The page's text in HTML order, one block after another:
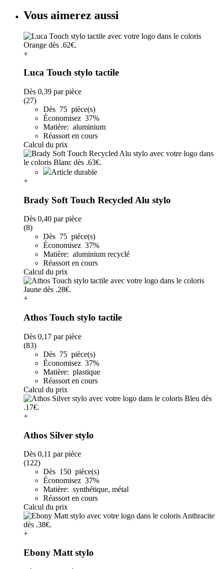
Vous aimerez aussi
+
Luca Touch stylo tactile
Dès 0,39 par pièce
(27)
Dès 75 pièce(s)
Économisez 37%
Matière: aluminium
Réassort en cours
Calcul du prix
Article durable
+
Brady Soft Touch Recycled Alu stylo
Dès 0,40 par pièce
(8)
Dès 75 pièce(s)
Économisez 37%
Matière: aluminium recyclé
Réassort en cours
Calcul du prix
+
Athos Touch stylo tactile
Dès 0,17 par pièce
(83)
Dès 75 pièce(s)
Économisez 37%
Matière: plastique
Réassort en cours
Calcul du prix
+
Athos Silver stylo
Dès 0,11 par pièce
(122)
Dès 150 pièce(s)
Économisez 37%
Matière: synthétique, métal
Réassort en cours
Calcul du prix
+
Ebony Matt stylo